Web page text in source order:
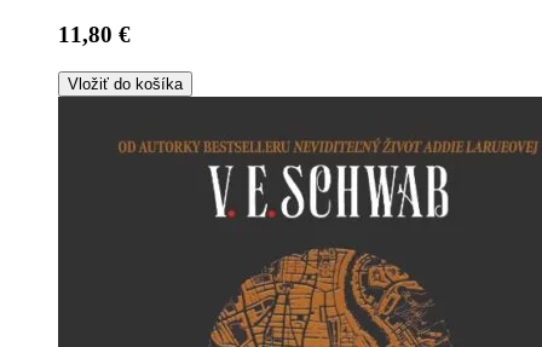
11,80 €
Vložiť do košíka